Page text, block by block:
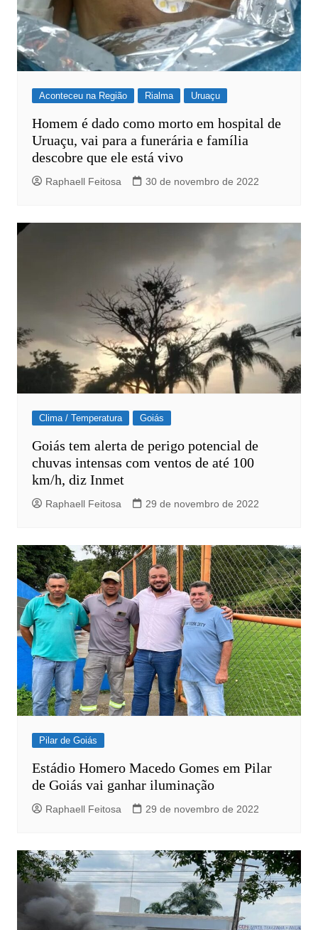
Aconteceu na Região Rialma Uruaçu
Homem é dado como morto em hospital de
Uruaçu, vai para a funerária e família
descobre que ele está vivo
Raphaell Feitosa 30 de novembro de 2022
Clima / Temperatura Goiás
Goiás tem alerta de perigo potencial de
chuvas intensas com ventos de até 100
km/h, diz Inmet
Raphaell Feitosa 29 de novembro de 2022
Pilar de Goiás
Estádio Homero Macedo Gomes em Pilar
de Goiás vai ganhar iluminação
Raphaell Feitosa 29 de novembro de 2022